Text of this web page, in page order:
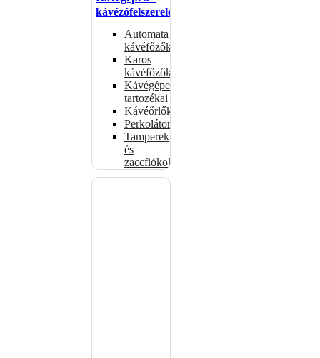
kávézófelszerelés
Automata
kávéfőzők
Karos
kávéfőzők
Kávégépek
tartozékai
Kávéőrlők
Perkolátorok
Tamperek
és
zaccfiókok